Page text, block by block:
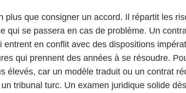
que consigner un accord. Il répartit les
qui se passera en cas de problème. Un
en conflit avec des dispositions
qui prennent des années à se résoudre.
élevés, car un modèle traduit ou un contrat
tribunal turc. Un examen juridique solide